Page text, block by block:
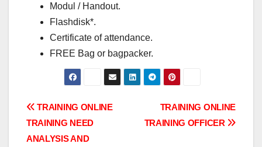
Modul / Handout.
Flashdisk*.
Certificate of attendance.
FREE Bag or bagpacker.
Post
navigation
TRAINING ONLINE
TRAINING OFFICER
TRAINING ONLINE
TRAINING NEED
ANALYSIS AND